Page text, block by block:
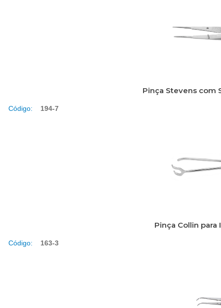
Pinça Stevens com
Código: 194-7
Pinça Collin
Código: 163-3